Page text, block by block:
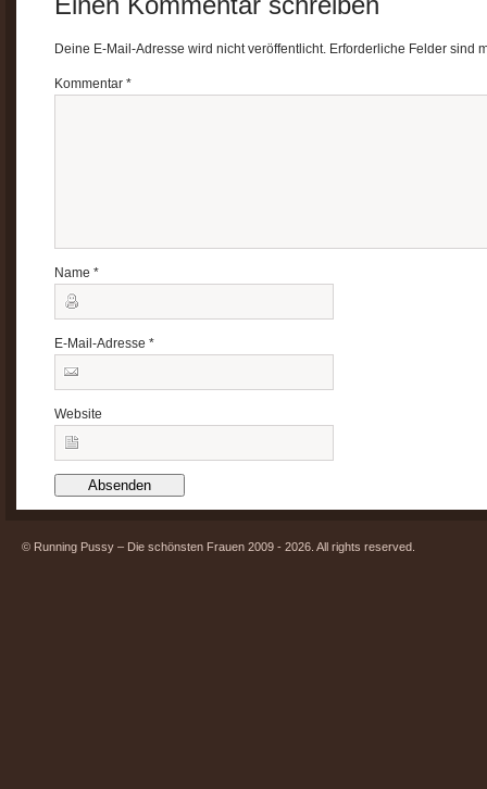
Deine E-Mail-Adresse wird nicht veröffentlicht. Erforderliche Felder sind
Kommentar *
Name *
E-Mail-Adresse *
Website
© Running Pussy – Die schönsten Frauen 2009 - 2026. All rights reserved.